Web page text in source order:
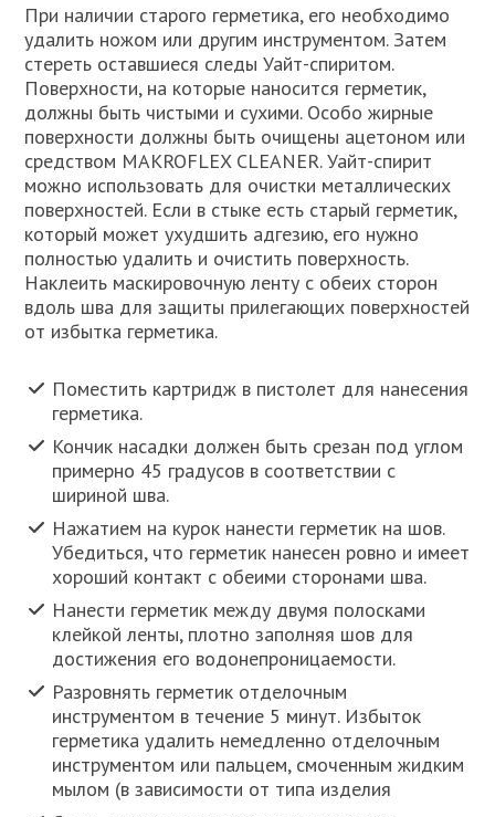
При наличии старого герметика, его необходимо
удалить ножом или другим инструментом. Затем
стереть оставшиеся следы Уайт-спиритом.
Поверхности, на которые наносится герметик,
должны быть чистыми и сухими. Особо жирные
поверхности должны быть очищены ацетоном или
средством MAKROFLEX CLEANER. Уайт-спирит
можно использовать для очистки металлических
поверхностей. Если в стыке есть старый герметик,
который может ухудшить адгезию, его нужно
полностью удалить и очистить поверхность.
Наклеить маскировочную ленту с обеих сторон
вдоль шва для защиты прилегающих поверхностей
от избытка герметика.
Поместить картридж в пистолет для нанесения
герметика.
Кончик насадки должен быть срезан под углом
примерно 45 градусов в соответствии с
шириной шва.
Нажатием на курок нанести герметик на шов.
Убедиться, что герметик нанесен ровно и имеет
хороший контакт с обеими сторонами шва.
Нанести герметик между двумя полосками
клейкой ленты, плотно заполняя шов для
достижения его водонепроницаемости.
Разровнять герметик отделочным
инструментом в течение 5 минут. Избыток
герметика удалить немедленно отделочным
инструментом или пальцем, смоченным жидким
мылом (в зависимости от типа изделия